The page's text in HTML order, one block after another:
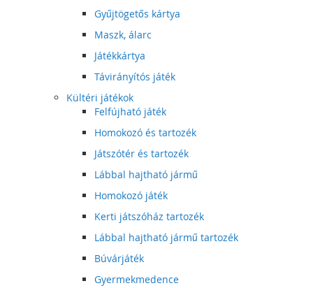
Gyűjtögetős kártya
Maszk, álarc
Játékkártya
Távirányítós játék
Kültéri játékok
Felfújható játék
Homokozó és tartozék
Játszótér és tartozék
Lábbal hajtható jármű
Homokozó játék
Kerti játszóház tartozék
Lábbal hajtható jármű tartozék
Búvárjáték
Gyermekmedence